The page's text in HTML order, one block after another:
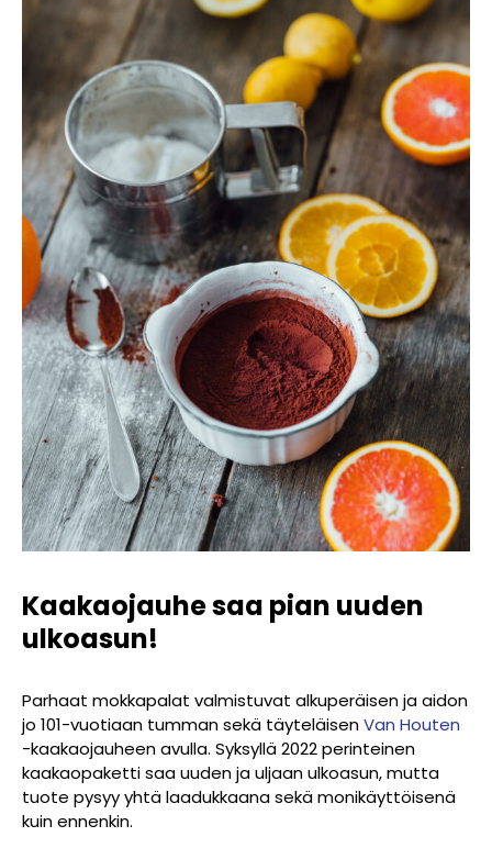
Kaakaojauhe saa pian uuden
ulkoasun!
Parhaat mokkapalat valmistuvat alkuperäisen ja aidon
jo 101-vuotiaan tumman sekä täyteläisenVan Houten
-kaakaojauheen avulla. Syksyllä 2022 perinteinen
kaakaopaketti saa uuden ja uljaan ulkoasun, mutta
tuote pysyy yhtä laadukkaana sekä monikäyttöisenä
kuin ennenkin.